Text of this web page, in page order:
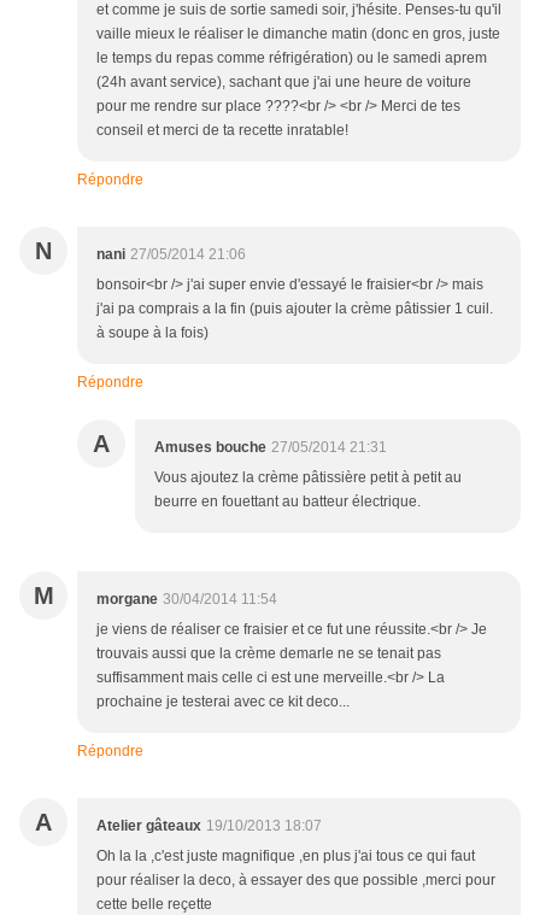
et comme je suis de sortie samedi soir, j'hésite. Penses-tu qu'il
vaille mieux le réaliser le dimanche matin (donc en gros, juste
le temps du repas comme réfrigération) ou le samedi aprem
(24h avant service), sachant que j'ai une heure de voiture
pour me rendre sur place ????<br /> <br /> Merci de tes
conseil et merci de ta recette inratable!
Répondre
N nani 27/05/2014 21:06
bonsoir<br /> j'ai super envie d'essayé le fraisier<br /> mais
j'ai pa comprais a la fin (puis ajouter la crème pâtissier 1 cuil.
à soupe à la fois)
Répondre
A Amuses bouche 27/05/2014 21:31
Vous ajoutez la crème pâtissière petit à petit au
beurre en fouettant au batteur électrique.
M morgane 30/04/2014 11:54
je viens de réaliser ce fraisier et ce fut une réussite.<br /> Je
trouvais aussi que la crème demarle ne se tenait pas
suffisamment mais celle ci est une merveille.<br /> La
prochaine je testerai avec ce kit deco...
Répondre
A Atelier gâteaux 19/10/2013 18:07
Oh la la ,c'est juste magnifique ,en plus j'ai tous ce qui faut
pour réaliser la deco, à essayer des que possible ,merci pour
cette belle reçette